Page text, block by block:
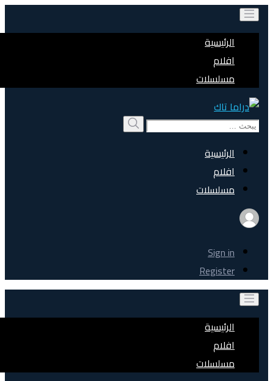
الرئيسية
افلام
مسلسلات
Search
بحث
الرئيسية
افلام
مسلسلات
Sign in
Register
الرئيسية
افلام
مسلسلات